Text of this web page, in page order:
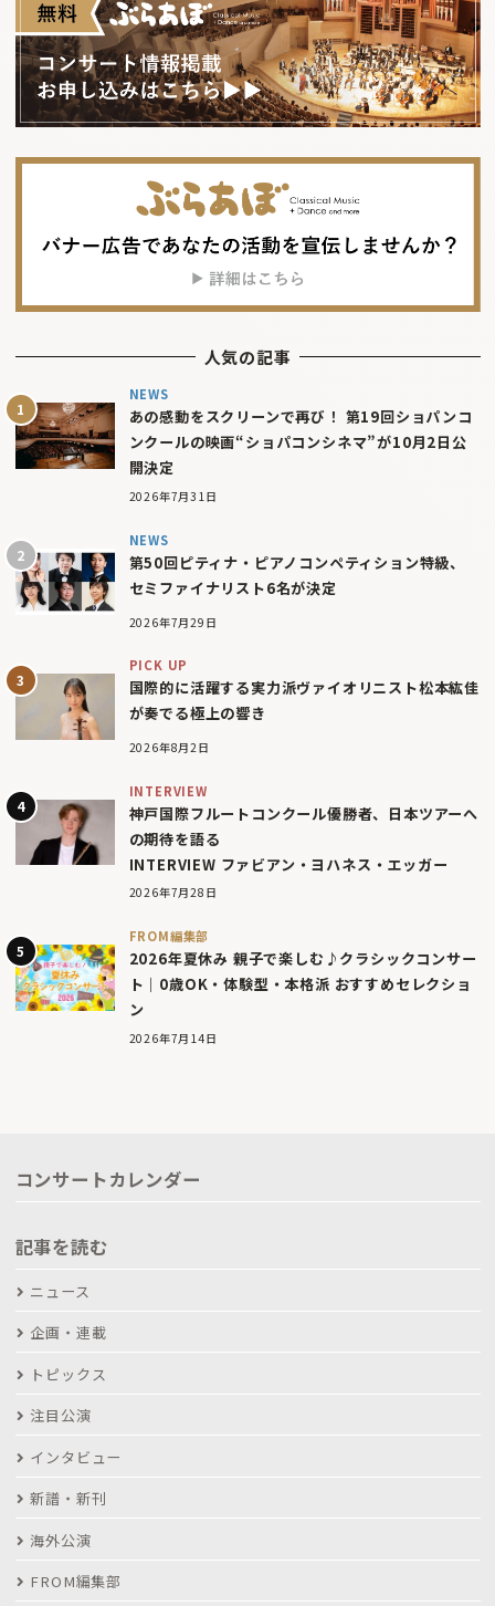
人気の記事
NEWS
あの感動をスクリーンで再び！ 第19回ショパンコ
ンクールの映画“ショパコンシネマ”が10月2日公
開決定
2026年7月31日
NEWS
第50回ピティナ・ピアノコンペティション特級、
セミファイナリスト6名が決定
2026年7月29日
PICK UP
国際的に活躍する実力派ヴァイオリニスト松本紘佳
が奏でる極上の響き
2026年8月2日
INTERVIEW
神戸国際フルートコンクール優勝者、日本ツアーへ
の期待を語る
INTERVIEW ファビアン・ヨハネス・エッガー
2026年7月28日
FROM編集部
2026年夏休み 親子で楽しむ♪クラシックコンサー
ト｜0歳OK・体験型・本格派 おすすめセレクショ
ン
2026年7月14日
コンサートカレンダー
記事を読む
ニュース
企画・連載
トピックス
注目公演
インタビュー
新譜・新刊
海外公演
FROM編集部